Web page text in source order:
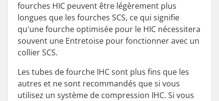
fourches HIC peuvent être légèrement plus
longues que les fourches SCS, ce qui signifie
qu'une fourche optimisée pour le HIC nécessitera
souvent une Entretoise pour fonctionner avec un
collier SCS.
Les tubes de fourche IHC sont plus fins que les
autres et ne sont recommandés que si vous
utilisez un système de compression IHC. Si vous